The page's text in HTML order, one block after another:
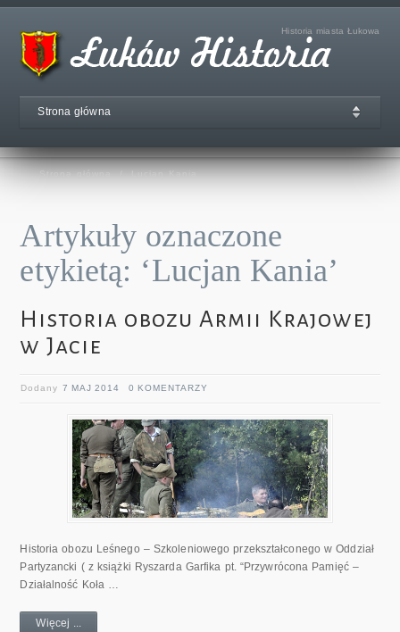
Historia miasta Łukowa
Strona główna
Strona główna Lucjan Kania
Artykuły oznaczone
etykietą: ‘Lucjan Kania’
Historia obozu Armii Krajowej
w Jacie
Dodany7 MAJ 2014 0 KOMENTARZY
Historia obozu Leśnego – Szkoleniowego przekształconego w Oddział
Partyzancki ( z książki Ryszarda Garfika pt. “Przywrócona Pamięć –
Działalność Koła …
Więcej ...